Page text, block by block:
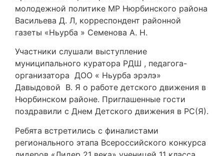
молодежной политике МР Нюрбинского района
Васильева Д. Л, корреспондент районной
газеты «Ньурба » Семенова А. Н.
Участники слушали выступление
муниципального куратора РДШ , педагога-
организатора ДОО « Ньурба эрэлэ»
Давыдовой В. Я о работе детского движения в
Нюрбинском районе. Приглашенные гости
поздравили с Днем Детского движения в РС(Я).
Ребята встретились с финалистами
регионального этапа Всероссийского конкурса